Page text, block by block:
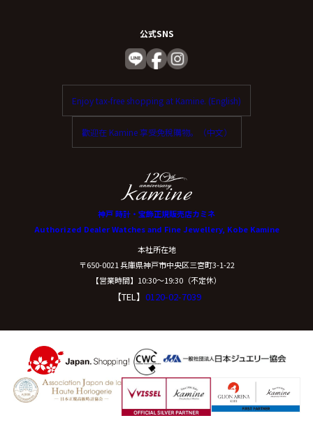
公式SNS
Enjoy tax-free shopping at Kamine. (English)
歡迎在 Kamine 享受免稅購物。（中文）
神戸 時計・宝飾正規販売店カミネ
Authorized Dealer Watches and Fine Jewellery, Kobe Kamine
本社所在地
〒650-0021 兵庫県神戸市中央区三宮町3-1-22
【営業時間】10:30〜19:30（不定休）
【TEL】 0120-02-7039